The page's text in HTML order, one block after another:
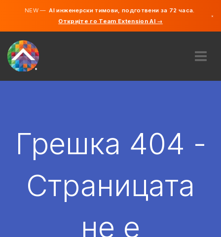
NEW —AI инженерски тимови, подготвени за 72 часа.
Откријте го Team Extension AI →
×
АНГАЖИРАЈ
Грешка 404 -
Страницата
не е